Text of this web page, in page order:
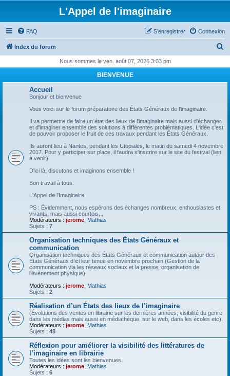
L'Appel de l'imaginaire
FAQ Connexion
S’enregistrer
Index du forum
h
Nous sommes le ven. août 07, 2026 3:03 pm
BIENVENUE
Accueil
Bonjour et bienvenue
Vous voici sur le forum préparatoire des États Généraux de l'imaginaire.
Il va permettre de faire un état des lieux de l'imaginaire mais aussi d'échanger
et d'imaginer ensemble des solutions à différentes problématiques. L'idée c'est
de pouvoir proposer le fruit de ces travaux pendant les États Généraux.
Ils auront lieu à Nantes, pendant les Utopiales, le matin du samedi 4 novembre
2017. Pour y participer sur place, il faudra s'inscrire sur le site du festival (lien
à venir).
D'ici là, discutons et imaginons ensemble !
Bon travail à tous.
L'Appel de l'Imaginaire.
PS : Évidemment, nous espérons des échanges nombreux, enthousiastes et
vivants, mais aussi courtois...
Modérateurs : jerome Mathias
Sujets : 7
Organisation techniques des États Généraux et
communication
Organisation techniques des États Généraux et communication autour des
États Généraux d’ici leur tenue en novembre prochain (Gestion de la
communication via les réseaux sociaux et la presse, organisation de
l’évènement physique).
Modérateurs : jerome Mathias
Sujets : 2
Réalisation d’un États des lieux de l’imaginaire
(Évolutions des ventes en librairie sur les dernières années, visibilité du genre
dans les médias mais aussi en médiathèque, sur le web, dans les écoles etc).
Modérateurs : jerome Mathias
Sujets : 48
Réflexion pour améliorer la visibilité des littératures de
l’imaginaire en librairie
Toutes les idées sont les bienvenues.
Modérateurs : jerome Mathias
Sujets : 6